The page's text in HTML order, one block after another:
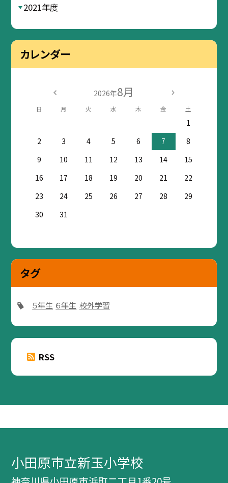
2021年度
カレンダー
2026年8月
日 月 火 水 木 金 土
1
2
3 4 5 6 7
8
9
10 11 12 13 14
15
16
17 18 19 20 21
22
23
24 25 26 27 28
29
30
31
タグ
５年生 ６年生 校外学習
RSS
小田原市立新玉小学校